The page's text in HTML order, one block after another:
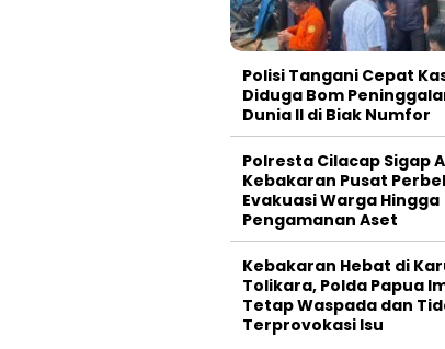
Polisi Tangani Cepat
Diduga Bom
Dunia II di Biak Numfor
Polresta Cilacap Sigap
Kebakaran Pusat
Evakuasi Warga Hingga
Pengamanan Aset
Kebakaran Hebat di
Tolikara, Polda Papua
Tetap Waspada dan
Terprovokasi Isu